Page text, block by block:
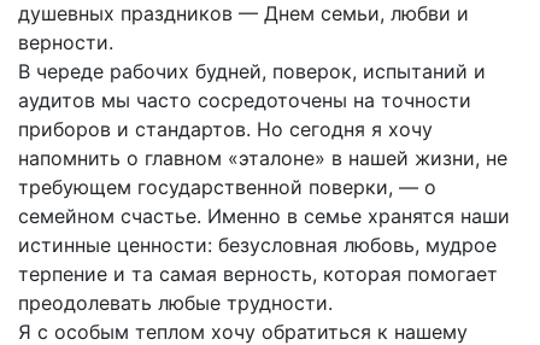
душевных праздников — Днем семьи, любви и
верности.
В череде рабочих будней, поверок, испытаний и
аудитов мы часто сосредоточены на точности
приборов и стандартов. Но сегодня я хочу
напомнить о главном «эталоне» в нашей жизни, не
требующем государственной поверки, — о
семейном счастье. Именно в семье хранятся наши
истинные ценности: безусловная любовь, мудрое
терпение и та самая верность, которая помогает
преодолевать любые трудности.
Я с особым теплом хочу обратиться к нашему